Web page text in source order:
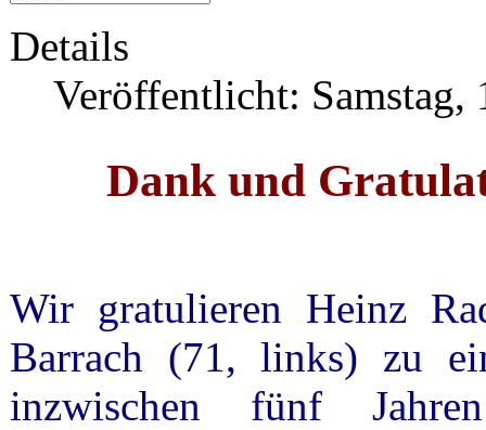
Details
Veröffentlicht: Samstag,
Dank und
Wir gratulieren Heinz
Barrach (71, links) zu
inzwischen fünf